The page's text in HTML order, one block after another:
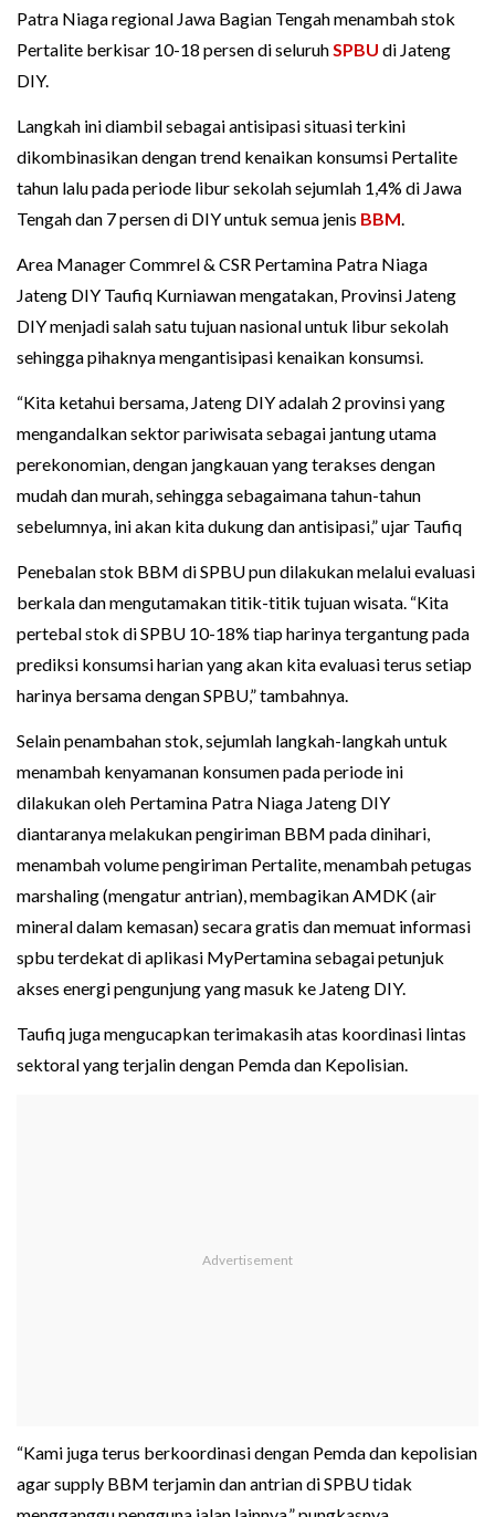
Patra Niaga regional Jawa Bagian Tengah menambah stok
Pertalite berkisar 10-18 persen di seluruhSPBU di Jateng
DIY.
Langkah ini diambil sebagai antisipasi situasi terkini
dikombinasikan dengan trend kenaikan konsumsi Pertalite
tahun lalu pada periode libur sekolah sejumlah 1,4% di Jawa
Tengah dan 7 persen di DIY untuk semua jenis BBM.
Area Manager Commrel & CSR Pertamina Patra Niaga
Jateng DIY Taufiq Kurniawan mengatakan, Provinsi Jateng
DIY menjadi salah satu tujuan nasional untuk libur sekolah
sehingga pihaknya mengantisipasi kenaikan konsumsi.
“Kita ketahui bersama, Jateng DIY adalah 2 provinsi yang
mengandalkan sektor pariwisata sebagai jantung utama
perekonomian, dengan jangkauan yang terakses dengan
mudah dan murah, sehingga sebagaimana tahun-tahun
sebelumnya, ini akan kita dukung dan antisipasi,” ujar Taufiq
Penebalan stok BBM di SPBU pun dilakukan melalui evaluasi
berkala dan mengutamakan titik-titik tujuan wisata. “Kita
pertebal stok di SPBU 10-18% tiap harinya tergantung pada
prediksi konsumsi harian yang akan kita evaluasi terus setiap
harinya bersama dengan SPBU,” tambahnya.
Selain penambahan stok, sejumlah langkah-langkah untuk
menambah kenyamanan konsumen pada periode ini
dilakukan oleh Pertamina Patra Niaga Jateng DIY
diantaranya melakukan pengiriman BBM pada dinihari,
menambah volume pengiriman Pertalite, menambah petugas
marshaling (mengatur antrian), membagikan AMDK (air
mineral dalam kemasan) secara gratis dan memuat informasi
spbu terdekat di aplikasi MyPertamina sebagai petunjuk
akses energi pengunjung yang masuk ke Jateng DIY.
Taufiq juga mengucapkan terimakasih atas koordinasi lintas
sektoral yang terjalin dengan Pemda dan Kepolisian.
“Kami juga terus berkoordinasi dengan Pemda dan kepolisian
agar supply BBM terjamin dan antrian di SPBU tidak